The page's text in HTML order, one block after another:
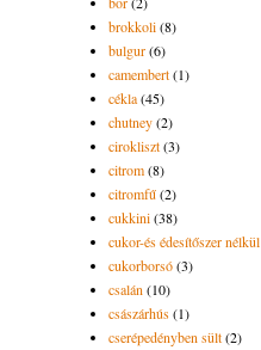
brokkoli(8)
bulgur(6)
camembert(1)
cékla(45)
chutney(2)
cirokliszt(3)
citrom(8)
citromfű(2)
cukkini(38)
cukor-és édesítőszer nélkül
cukorborsó(3)
csalán(10)
császárhús(1)
cserépedényben sült(2)